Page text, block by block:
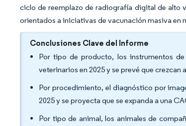
ciclo de reemplazo de radiografía digital de alto
orientados a iniciativas de vacunación masiva en
Conclusiones Clave del Informe
Por tipo de producto, los instrumentos
veterinarios en 2025 y se prevé que crezcan
Por procedimiento, el diagnóstico por
2025 y se proyecta que se expanda a una
Por tipo de animal, los animales de